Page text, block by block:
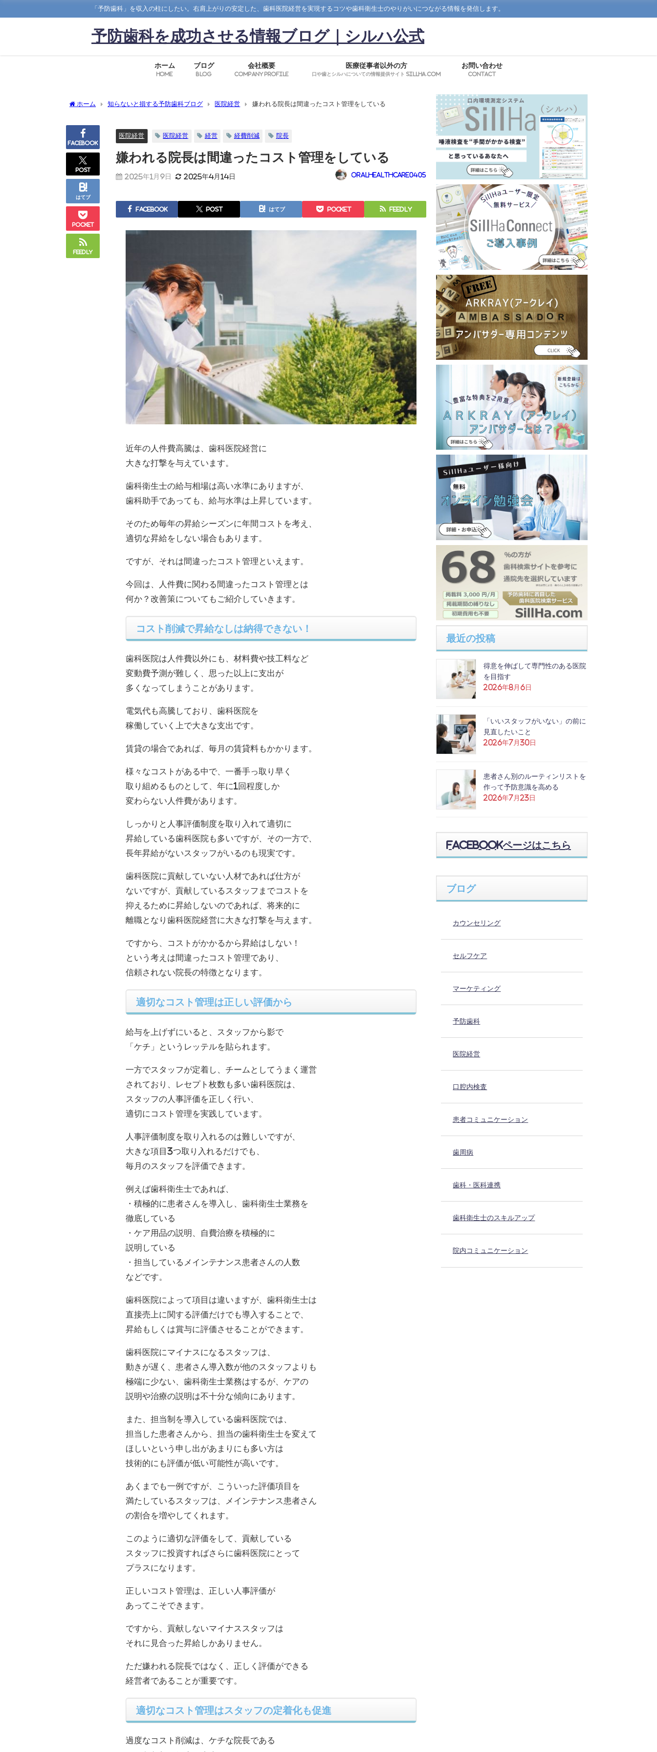
「予防歯科」を収入の柱にしたい。右肩上がりの安定した、歯科医院経営を実現するコツや歯科衛生士のやりがいにつながる情報を発信します。
予防歯科を成功させる情報ブログ｜シルハ公式
ホーム
Home
ブログ
Blog
会社概要
Company Profile
医療従事者以外の方
口や歯とシルハについての情報提供サイト SillHa.com
お問い合わせ
Contact
ホーム 知らないと損する予防歯科ブログ 医院経営 嫌われる院長は間違ったコスト管理をしている
Facebook
post
はてブ
Pocket
Feedly
医院経営 医院経営 経営 経費削減 院長
嫌われる院長は間違ったコスト管理をしている
2025年1月9日 2025年4月14日 oralhealthcare0405
Facebook post はてブ Pocket Feedly
近年の人件費高騰は、歯科医院経営に
大きな打撃を与えています。
歯科衛生士の給与相場は高い水準にありますが、
歯科助手であっても、給与水準は上昇しています。
そのため毎年の昇給シーズンに年間コストを考え、
適切な昇給をしない場合もあります。
ですが、それは間違ったコスト管理といえます。
今回は、人件費に関わる間違ったコスト管理とは
何か？改善策についてもご紹介していきます。
コスト削減で昇給なしは納得できない！
歯科医院は人件費以外にも、材料費や技工料など
変動費予測が難しく、思った以上に支出が
多くなってしまうことがあります。
電気代も高騰しており、歯科医院を
稼働していく上で大きな支出です。
賃貸の場合であれば、毎月の賃貸料もかかります。
様々なコストがある中で、一番手っ取り早く
取り組めるものとして、年に1回程度しか
変わらない人件費があります。
しっかりと人事評価制度を取り入れて適切に
昇給している歯科医院も多いですが、その一方で、
長年昇給がないスタッフがいるのも現実です。
歯科医院に貢献していない人材であれば仕方が
ないですが、貢献しているスタッフまでコストを
抑えるために昇給しないのであれば、将来的に
離職となり歯科医院経営に大きな打撃を与えます。
ですから、コストがかかるから昇給はしない！
という考えは間違ったコスト管理であり、
信頼されない院長の特徴となります。
適切なコスト管理は正しい評価から
給与を上げずにいると、スタッフから影で
「ケチ」というレッテルを貼られます。
一方でスタッフが定着し、チームとしてうまく運営
されており、レセプト枚数も多い歯科医院は、
スタッフの人事評価を正しく行い、
適切にコスト管理を実践しています。
人事評価制度を取り入れるのは難しいですが、
大きな項目3つ取り入れるだけでも、
毎月のスタッフを評価できます。
例えば歯科衛生士であれば、
・積極的に患者さんを導入し、歯科衛生士業務を
徹底している
・ケア用品の説明、自費治療を積極的に
説明している
・担当しているメインテナンス患者さんの人数
などです。
歯科医院によって項目は違いますが、歯科衛生士は
直接売上に関する評価だけでも導入することで、
昇給もしくは賞与に評価させることができます。
歯科医院にマイナスになるスタッフは、
動きが遅く、患者さん導入数が他のスタッフよりも
極端に少ない、歯科衛生士業務はするが、ケアの
説明や治療の説明は不十分な傾向にあります。
また、担当制を導入している歯科医院では、
担当した患者さんから、担当の歯科衛生士を変えて
ほしいという申し出があまりにも多い方は
技術的にも評価が低い可能性が高いです。
あくまでも一例ですが、こういった評価項目を
満たしているスタッフは、メインテナンス患者さん
の割合を増やしてくれます。
このように適切な評価をして、貢献している
スタッフに投資すればさらに歯科医院にとって
プラスになります。
正しいコスト管理は、正しい人事評価が
あってこそできます。
ですから、貢献しないマイナススタッフは
それに見合った昇給しかありません。
ただ嫌われる院長ではなく、正しく評価ができる
経営者であることが重要です。
適切なコスト管理はスタッフの定着化も促進
過度なコスト削減は、ケチな院長である
最近の投稿
得意を伸ばして専門性のある医院
を目指す
2026年8月6日
「いいスタッフがいない」の前に
見直したいこと
2026年7月30日
患者さん別のルーティンリストを
作って予防意識を高める
2026年7月23日
Facebookページはこちら
ブログ
カウンセリング
セルフケア
マーケティング
予防歯科
医院経営
口腔内検査
患者コミュニケーション
歯周病
歯科・医科連携
歯科衛生士のスキルアップ
院内コミュニケーション